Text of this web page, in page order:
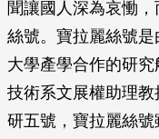
聞讓國人深為哀慟
絲號。寶拉麗絲號
大學產學合作的研
技術系文展權助理
研五號，寶拉麗絲